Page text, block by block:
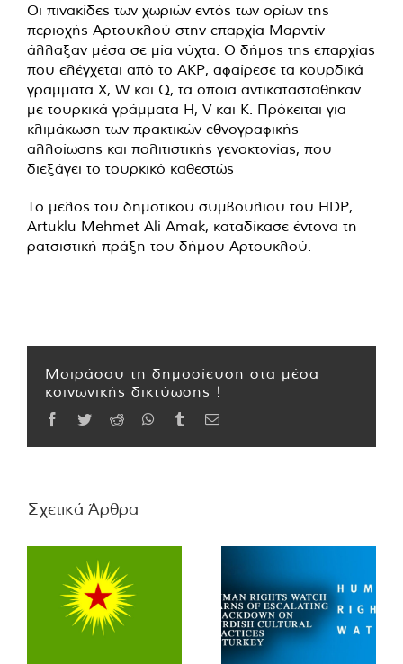
Οι πινακίδες των χωριών εντός των ορίων της
περιοχής Αρτουκλού στην επαρχία Μαρντίν
άλλαξαν μέσα σε μία νύχτα. Ο δήμος της επαρχίας
που ελέγχεται από το AKP, αφαίρεσε τα κουρδικά
γράμματα X, W και Q, τα οποία αντικαταστάθηκαν
με τουρκικά γράμματα H, V και K. Πρόκειται για
κλιμάκωση των πρακτικών εθνογραφικής
αλλοίωσης και πολιτιστικής γενοκτονίας, που
διεξάγει το τουρκικό καθεστώς
Το μέλος του δημοτικού συμβουλίου του HDP,
Artuklu Mehmet Ali Amak, καταδίκασε έντονα τη
ρατσιστική πράξη του δήμου Αρτουκλού.
Μοιράσου τη δημοσίευση στα μέσα
κοινωνικής δικτύωσης !
Facebook
TwitterReddit WhatsApp
TumblrEmail
Σχετικά Άρθρα